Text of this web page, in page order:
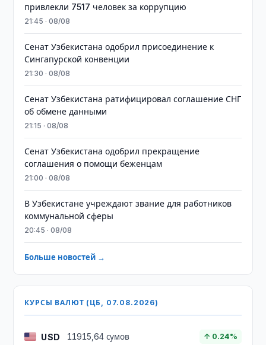
привлекли 7517 человек за коррупцию
21:45 · 08/08
Сенат Узбекистана одобрил присоединение к
Сингапурской конвенции
21:30 · 08/08
Сенат Узбекистана ратифицировал соглашение СНГ
об обмене данными
21:15 · 08/08
Сенат Узбекистана одобрил прекращение
соглашения о помощи беженцам
21:00 · 08/08
В Узбекистане учреждают звание для работников
коммунальной сферы
20:45 · 08/08
Больше новостей →
КУРСЫ ВАЛЮТ (ЦБ, 07.08.2026)
USD 11915,64 сумов ↑ 0.24%